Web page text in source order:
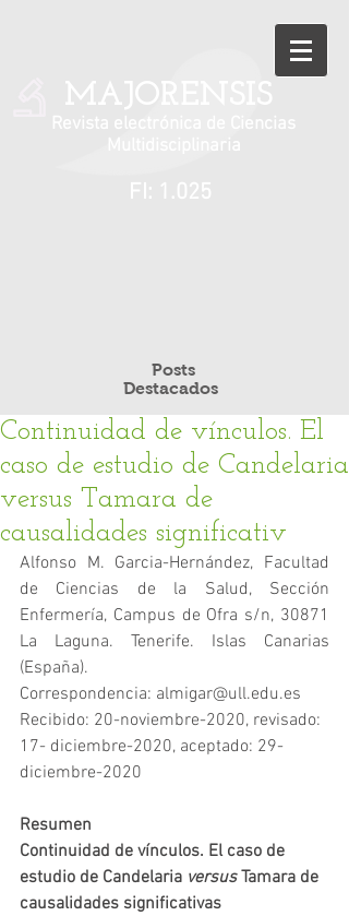
MAJORENSIS
Posts
Destacados
Continuidad de vínculos. El
caso de estudio de Candelaria
versus Tamara de
causalidades significativ
Alfonso M. Garcia-Hernández, Facultad
de Ciencias de la Salud, Sección
Enfermería, Campus de Ofra s/n, 30871
La Laguna. Tenerife. Islas Canarias
(España).
Correspondencia: almigar@ull.edu.es
Recibido: 20-noviembre-2020, revisado:
17- diciembre-2020, aceptado: 29-
diciembre-2020
Resumen
Continuidad de vínculos. El caso de
estudio de Candelaria versus Tamara de
causalidades significativas